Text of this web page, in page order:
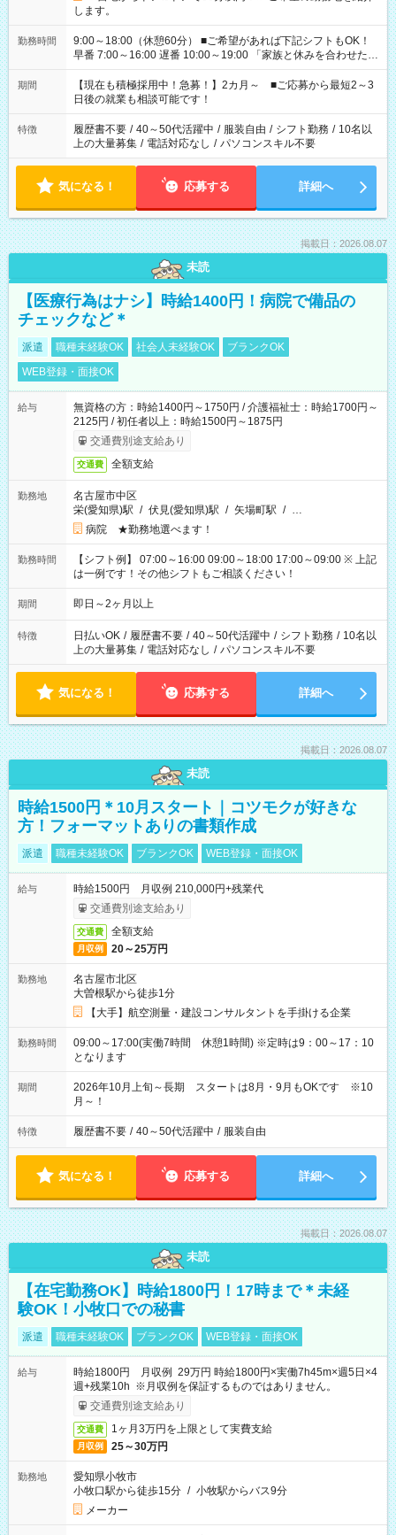
します。
勤務時間
9:00～18:00（休憩60分） ■ご希望があれば下記シフトもOK！
早番 7:00～16:00 遅番 10:00～19:00 「家族と休みを合わせた
い」 「余裕を持って夕飯の準備がしたい」 「できれば残業はし
たくない」 など、ご希望を教えてくださいね。 ※Wワーク希望
の方へ 今ご覧のお仕事で希望する勤務時間と、もう1つのお仕事
の勤務時間。 合計で週40時間を超える場合は応募できません。
期間
【現在も積極採用中！急募！】2カ月～ ■ご応募から最短2～3
日後の就業も相談可能です！
特徴 履歴書不要 / 40～50代活躍中 / 服装自由 / シフト勤務 / 10名以
上の大量募集 / 電話対応なし / パソコンスキル不要
気になる！ 応募する 詳細へ
掲載日：2026.08.07
未読
【医療行為はナシ】時給1400円！病院で備品の
チェックなど＊
派遣 職種未経験OK 社会人未経験OK
ブランクOK
WEB登録・面接OK
給与
無資格の方：時給1400円～1750円 / 介護福祉士：時給1700円～
2125円 / 初任者以上：時給1500円～1875円
交通費別途支給あり
交通費 全額支給
勤務地
名古屋市中区
栄(愛知県)駅 / 伏見(愛知県)駅 / 矢場町駅 / …
病院 ★勤務地選べます！
勤務時間
【シフト例】 07:00～16:00 09:00～18:00 17:00～09:00 ※ 上記
は一例です！その他シフトもご相談ください！
期間 即日～2ヶ月以上
特徴 日払いOK / 履歴書不要 / 40～50代活躍中 / シフト勤務 / 10名以
上の大量募集 / 電話対応なし / パソコンスキル不要
気になる！ 応募する 詳細へ
掲載日：2026.08.07
未読
時給1500円＊10月スタート｜コツモクが好きな
方！フォーマットありの書類作成
派遣 職種未経験OK ブランクOK WEB登録・面接OK
給与
時給1500円 月収例 210,000円+残業代
交通費別途支給あり
交通費 全額支給
月収例 20～25万円
勤務地
名古屋市北区
大曽根駅から徒歩1分
【大手】航空測量・建設コンサルタントを手掛ける企業
勤務時間
09:00～17:00(実働7時間 休憩1時間) ※定時は9：00～17：10
となります
期間
2026年10月上旬～長期 スタートは8月・9月もOKです ※10
月～！
特徴 履歴書不要 / 40～50代活躍中 / 服装自由
気になる！ 応募する 詳細へ
掲載日：2026.08.07
未読
【在宅勤務OK】時給1800円！17時まで＊未経
験OK！小牧口での秘書
派遣 職種未経験OK ブランクOK WEB登録・面接OK
給与
時給1800円 月収例 29万円 時給1800円×実働7h45m×週5日×4
週+残業10h ※月収例を保証するものではありません。
交通費別途支給あり
交通費 1ヶ月3万円を上限として実費支給
月収例 25～30万円
勤務地
愛知県小牧市
小牧口駅から徒歩15分 / 小牧駅からバス9分
メーカー